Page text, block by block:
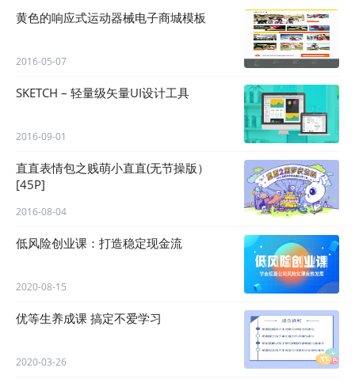
黄色的响应式运动器械电子商城模板
2016-05-07
SKETCH – 轻量级矢量UI设计工具
2016-09-01
直直表情包之贱萌小直直(无节操版）
[45P]
2016-08-04
低风险创业课：打造稳定现金流
2020-08-15
优等生养成课 搞定不爱学习
2020-03-26